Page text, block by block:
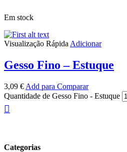
Em stock
Visualização Rápida Adicionar
Gesso Fino – Estuque
3,09 € Add para Comparar
Quantidade de Gesso Fino - Estuque
Categorias